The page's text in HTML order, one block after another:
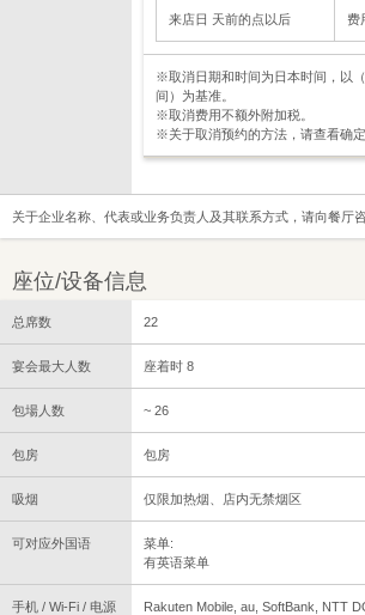
来店日 天前的点以后 费
※取消日期和时间为日本时间，以
间）为基准。
※取消费用不额外附加税。
※关于取消预约的方法，请查看确定
关于企业名称、代表或业务负责人及其联系方式，请向餐厅咨
座位/设备信息
总席数 22
宴会最大人数 座着时 8
包場人数 ~ 26
包房 包房
吸烟 仅限加热烟、店内无禁烟区
可对应外国语
菜单:
有英语菜单
手机 / Wi-Fi / 电源 Rakuten Mobile, au, SoftBank, NTT